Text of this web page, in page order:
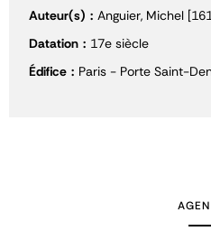
Auteur(s)
Anguier, Michel
Datation
17e siècle
Édifice
Paris - Porte Saint-